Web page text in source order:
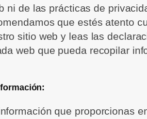
ni de las prácticas de
que estés atento
sitio web y leas las
web que pueda recopilar
que proporcionas